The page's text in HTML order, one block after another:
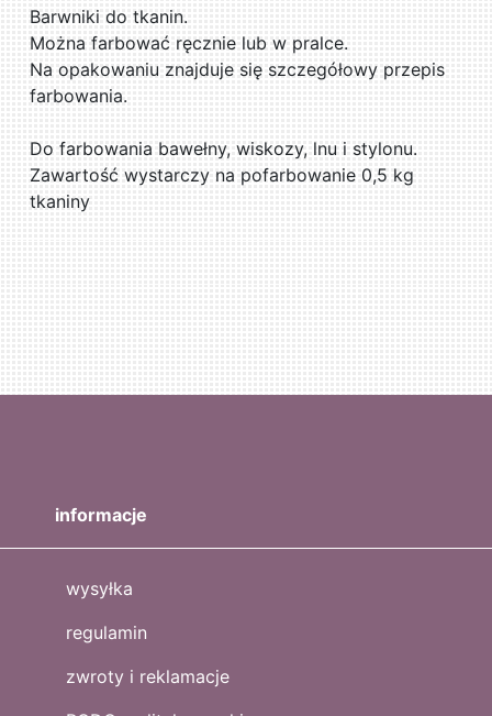
Barwniki do tkanin.
Można farbować ręcznie lub w pralce.
Na opakowaniu znajduje się szczegółowy przepis
farbowania.
Do farbowania bawełny, wiskozy, lnu i stylonu.
Zawartość wystarczy na pofarbowanie 0,5 kg
tkaniny
informacje
wysyłka
regulamin
zwroty i reklamacje